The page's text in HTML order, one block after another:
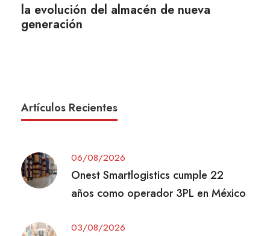
la evolución del almacén de nueva
generación
Artículos Recientes
06/08/2026
Onest Smartlogistics cumple 22
años como operador 3PL en México
03/08/2026